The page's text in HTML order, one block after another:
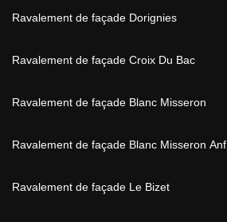
Ravalement de façade Dorignies
Ravalement de façade Croix Du Bac
Ravalement de façade Blanc Misseron
Ravalement de façade Blanc Misseron Anf
Ravalement de façade Le Bizet